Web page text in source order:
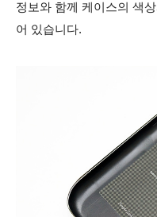
정보와 함께 케이스의 색
어 있습니다.